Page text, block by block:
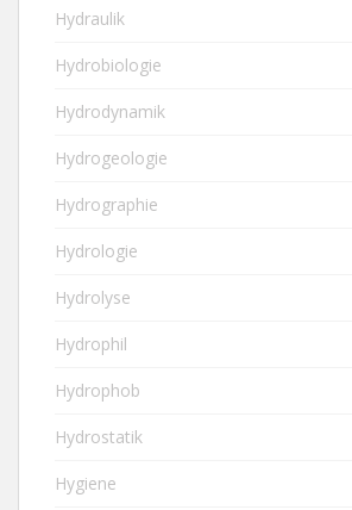
Hydraulik
Hydrobiologie
Hydrodynamik
Hydrogeologie
Hydrographie
Hydrologie
Hydrolyse
Hydrophil
Hydrophob
Hydrostatik
Hygiene